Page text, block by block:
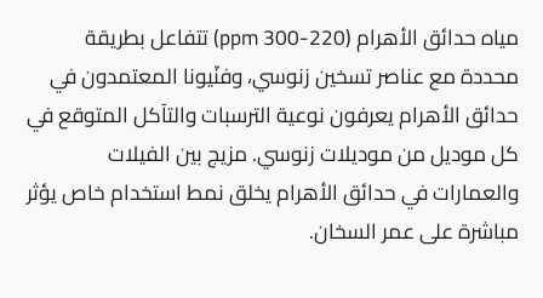
مياه حدائق الأهرام (220-300 ppm) تتفاعل بطريقة
محددة مع عناصر تسخين زنوسي، وفنّيونا المعتمدون في
حدائق الأهرام يعرفون نوعية الترسبات والتآكل المتوقع في
كل موديل من موديلات زنوسي. مزيج بين الفيلات
والعمارات في حدائق الأهرام يخلق نمط استخدام خاص يؤثر
مباشرة على عمر السخان.